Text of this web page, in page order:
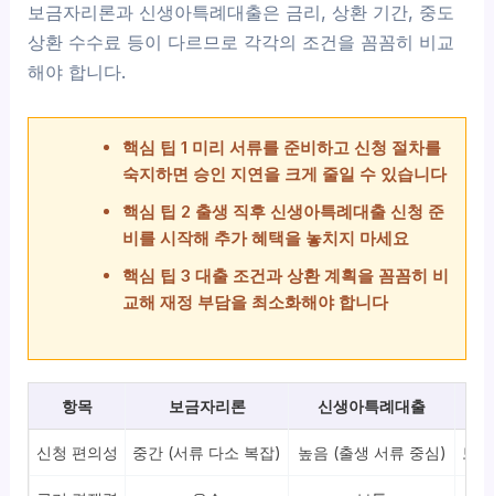
보금자리론과 신생아특례대출은 금리, 상환 기간, 중도
상환 수수료 등이 다르므로 각각의 조건을 꼼꼼히 비교
해야 합니다.
핵심 팁 1 미리 서류를 준비하고 신청 절차를
숙지하면 승인 지연을 크게 줄일 수 있습니다
핵심 팁 2 출생 직후 신생아특례대출 신청 준
비를 시작해 추가 혜택을 놓치지 마세요
핵심 팁 3 대출 조건과 상환 계획을 꼼꼼히 비
교해 재정 부담을 최소화해야 합니다
항목 보금자리론 신생아특례대출
신청 편의성 중간 (서류 다소 복잡) 높음 (출생 서류 중심) 보